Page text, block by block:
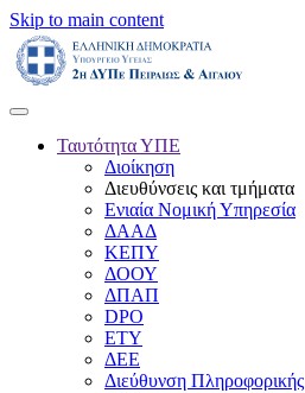
Skip to main content
Ταυτότητα ΥΠΕ
Διοίκηση
Διευθύνσεις και τμήματα
Ενιαία Νομική Υπηρεσία
ΔΑΑΔ
ΚΕΠΥ
ΔΟΟΥ
ΔΠΑΠ
DPO
ΕΤΥ
ΔΕΕ
Διεύθυνση Πληροφορικής